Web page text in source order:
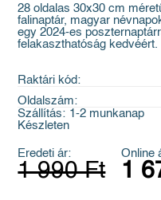
28 oldalas 30x30 cm
falinaptár, magyar
egy 2024-es
felakaszthatóság kedvéért.
Raktári kód:
Oldalszám:
Szállítás: 1-2 munkanap
Készleten
Eredeti ár:
1 990 Ft
Online
1